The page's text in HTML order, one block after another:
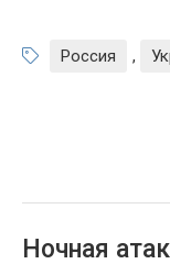
Россия ,
Ночная